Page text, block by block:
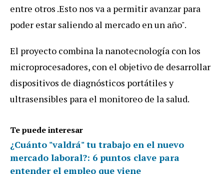
entre otros .Esto nos va a permitir avanzar para
poder estar saliendo al mercado en un año".
El proyecto combina la nanotecnología con los
microprocesadores, con el objetivo de desarrollar
dispositivos de diagnósticos portátiles y
ultrasensibles para el monitoreo de la salud.
Te puede interesar
¿Cuánto "valdrá" tu trabajo en el nuevo
mercado laboral?: 6 puntos clave para
entender el empleo que viene